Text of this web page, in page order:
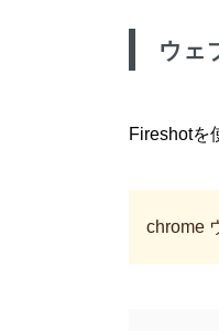
ウェ
Fireshotを
chrome